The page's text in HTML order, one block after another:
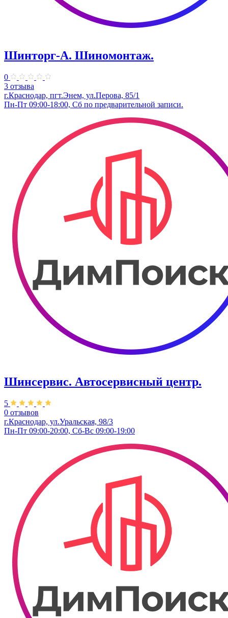
Шинторг-А. Шиномонтаж.
0
3 отзыва
г.Краснодар, пгт.Энем, ул.Перова, 85/1
Пн-Пт 09:00-18:00, Сб по предварительной записи.
Шинсервис. ​Автосервисный центр.
5
0 отзывов
г.Краснодар, ул.Уральская, 98/3
Пн-Пт 09:00-20:00, Сб-Вс 09:00-19:00